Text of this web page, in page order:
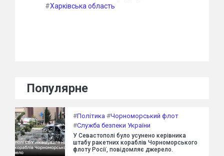
#Харківська область
Популярне
#Політика #Чорноморський флот
#Служба безпеки України
У Севастополі було усунено керівника
штабу ракетних кораблів Чорноморського
флоту Росії, повідомляє джерело.